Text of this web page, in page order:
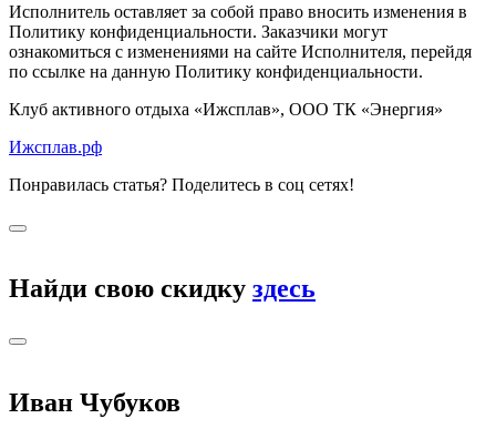
Исполнитель оставляет за собой право вносить изменения в
Политику конфиденциальности. Заказчики могут
ознакомиться с изменениями на сайте Исполнителя, перейдя
по ссылке на данную Политику конфиденциальности.
Клуб активного отдыха «Ижсплав», ООО ТК «Энергия»
Ижсплав.рф
Понравилась статья? Поделитесь в соц сетях!
Найди свою скидку здесь
Иван Чубуков